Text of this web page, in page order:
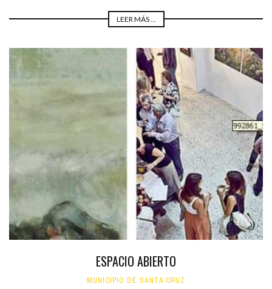
LEER MÁS ...
ESPACIO ABIERTO
MUNICIPIO DE SANTA CRUZ